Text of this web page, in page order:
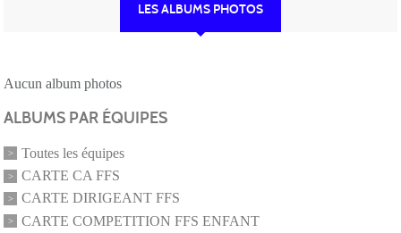
LES ALBUMS PHOTOS
Aucun album photos
ALBUMS PAR ÉQUIPES
Toutes les équipes
CARTE CA FFS
CARTE DIRIGEANT FFS
CARTE COMPETITION FFS ENFANT